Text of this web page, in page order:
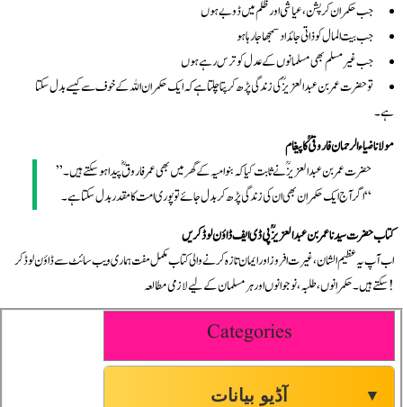
جب حکمران کرپشن، عیاشی اور ظلم میں ڈوبے ہوں
جب بیت المال کو ذاتی جائداد سمجھا جا رہا ہو
جب غیر مسلم بھی مسلمانوں کے عدل کو ترس رہے ہوں
تو حضرت عمر بن عبدالعزیزؒ کی زندگی پڑھ کر پتا چلتا ہے کہ ایک حکمران اللہ کے خوف سے کیسے بدل سکتا
ہے۔
مولانا ضیاء الرحمان فاروقیؒ کا پیغام
”حضرت عمر بن عبدالعزیزؒ نے ثابت کیا کہ بنو امیہ کے گھر میں بھی عمر فاروقؓ پیدا ہو سکتے ہیں۔
اگر آج ایک حکمران بھی ان کی زندگی پڑھ کر بدل جائے تو پوری امت کا مقدر بدل سکتا ہے۔“
کتاب حضرت سیدنا عمر بن عبدالعزیزؒ پی ڈی ایف ڈاؤن لوڈ کریں
اب آپ یہ عظیم الشان، غیرت افروز اور ایمان تازہ کرنے والی کتاب مکمل مفت ہماری ویب سائٹ سے ڈاؤن لوڈ کر
سکتے ہیں۔ حکمرانوں، طلبہ، نوجوانوں اور ہر مسلمان کے لیے لازمی مطالعہ!
Categories
آڈیو بیانات ▼